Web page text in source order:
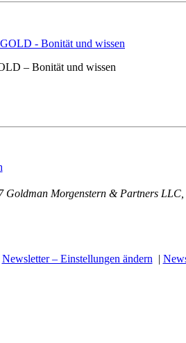
– Bonität und wissen
Goldman Morgenstern & Partners LLC,
Newsletter – Einstellungen ändern |